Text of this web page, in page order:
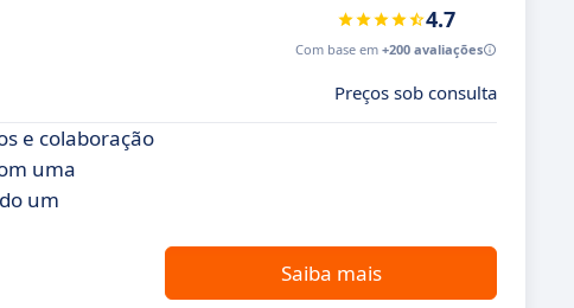
4.7
Com base em +200 avaliações
Preços sob consulta
e colaboração
uma
um
Saiba mais